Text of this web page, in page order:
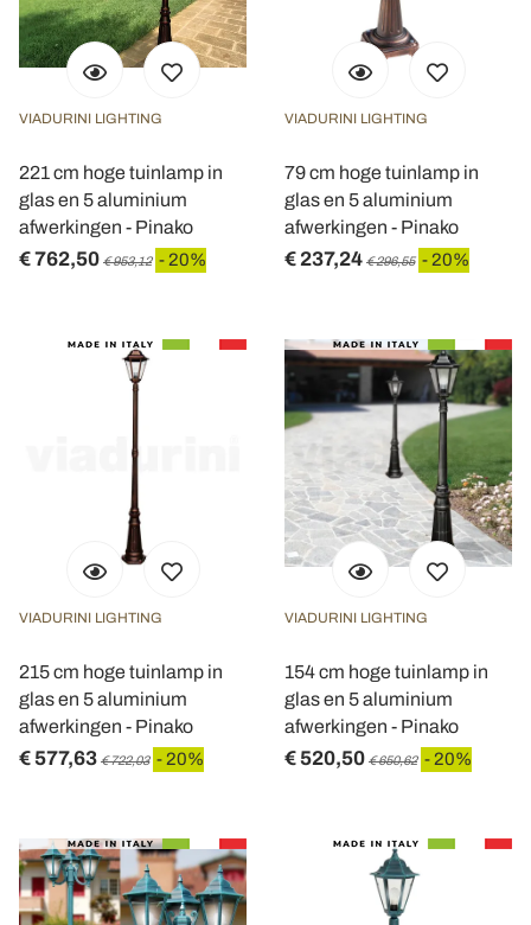
VIADURINI LIGHTING
221 cm hoge tuinlamp in
glas en 5 aluminium
afwerkingen - Pinako
€ 762,50 € 953,12 - 20%
VIADURINI LIGHTING
79 cm hoge tuinlamp in
glas en 5 aluminium
afwerkingen - Pinako
€ 237,24 € 296,55 - 20%
VIADURINI LIGHTING
215 cm hoge tuinlamp in
glas en 5 aluminium
afwerkingen - Pinako
€ 577,63 € 722,03 - 20%
VIADURINI LIGHTING
154 cm hoge tuinlamp in
glas en 5 aluminium
afwerkingen - Pinako
€ 520,50 € 650,62 - 20%